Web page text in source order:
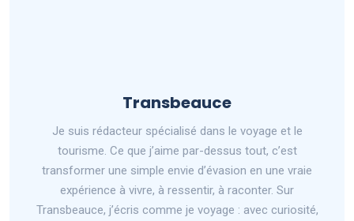
Transbeauce
Je suis rédacteur spécialisé dans le voyage et le
tourisme. Ce que j’aime par-dessus tout, c’est
transformer une simple envie d’évasion en une vraie
expérience à vivre, à ressentir, à raconter. Sur
Transbeauce, j’écris comme je voyage : avec curiosité,